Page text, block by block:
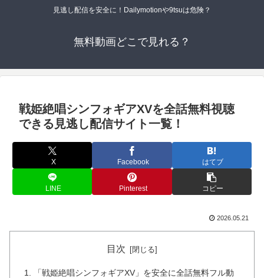
見逃し配信を安全に！Dailymotionや9tsuは危険？
無料動画どこで見れる？
戦姫絶唱シンフォギアXVを全話無料視聴
できる見逃し配信サイト一覧！
X Facebook はてブ
LINE Pinterest コピー
2026.05.21
目次
「戦姫絶唱シンフォギアXV」を安全に全話無料フル動